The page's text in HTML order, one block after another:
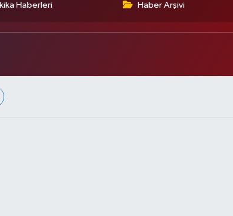
Haberleri Haber Arşivi